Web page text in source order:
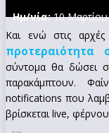
Ημ/νία:10
Και ενώ στις
σύντομα θα δώσει
παρακάμπτουν.
notifications που
βρίσκεται live,